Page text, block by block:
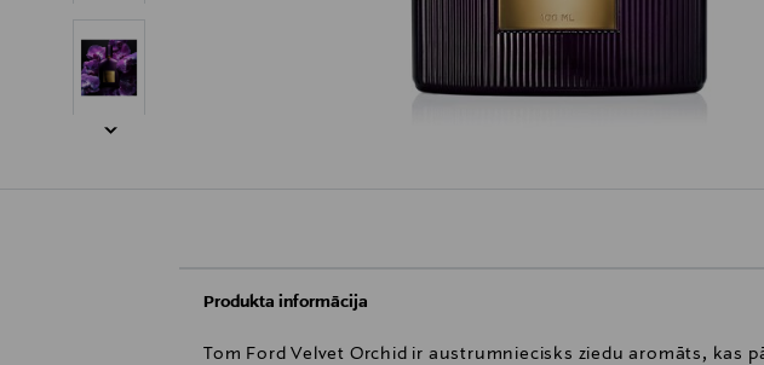
Produkta informācija
Tom Ford Velvet Orchid ir austrumniecisks ziedu aromāts, kas